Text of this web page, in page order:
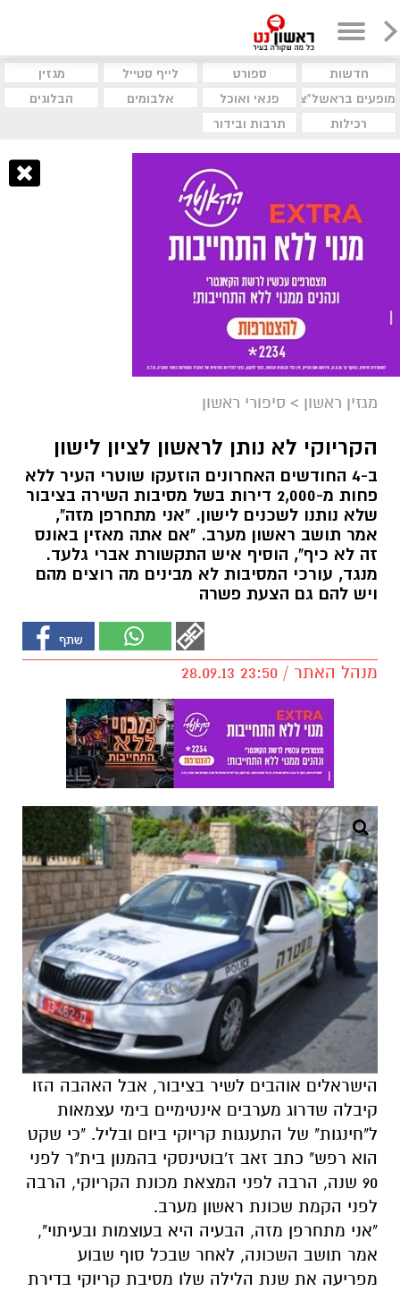
חדשות ספורט לייף סטייל
מגזין
מופעים בראשל"צ
פנאי ואוכל אלבומים
הבלוגים
רכילות
תרבות ובידור
מגזין ראשון > סיפורי ראשון
הקריוקי לא נותן לראשון לציון לישון
ב-4 החודשים האחרונים הוזעקו שוטרי העיר ללא
פחות מ-2,000 דירות בשל מסיבות השירה בציבור
שלא נותנו לשכנים לישון. "אני מתחרפן מזה",
אמר תושב ראשון מערב. "אם אתה מאזין באונס
זה לא כיף", הוסיף איש התקשורת אברי גלעד.
מנגד, עורכי המסיבות לא מבינים מה רוצים מהם
ויש להם גם הצעת פשרה
מנהל האתר / 23:50 28.09.13
הישראלים אוהבים לשיר בציבור, אבל האהבה הזו
קיבלה שדרוג מערבים אינטימיים בימי עצמאות
ל"חינגות" של התענגות קריוקי ביום ובליל. "כי שקט
הוא רפש" כתב זאב ז'בוטינסקי בהמנון בית"ר לפני
90 שנה, הרבה לפני המצאת מכונת הקריוקי, הרבה
לפני הקמת שכונת ראשון מערב.
"אני מתחרפן מזה, הבעיה היא בעוצמות ובעיתוי",
אמר תושב השכונה, לאחר שבכל סוף שבוע
מפריעה את שנת הלילה שלו מסיבת קריוקי בדירת